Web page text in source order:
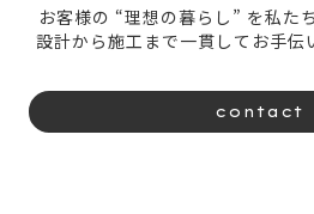
お客様の “理想の暮らし” を私た
設計から施工まで一貫してお手伝
contact